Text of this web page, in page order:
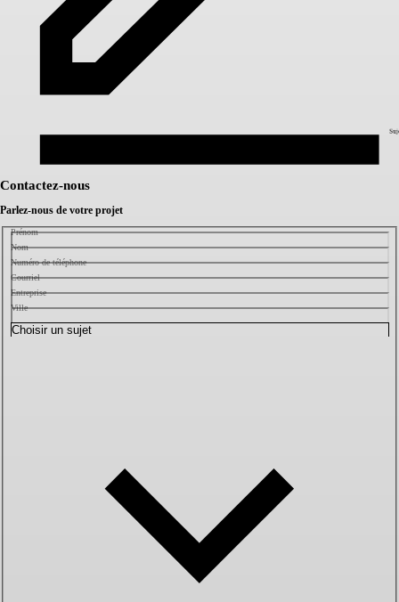
Contactez-nous
Parlez-nous de votre projet
Prénom
Nom
Numéro de téléphone
Courriel
Entreprise
Ville